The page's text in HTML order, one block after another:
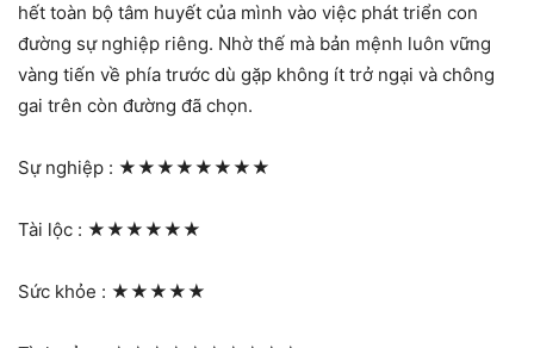
hết toàn bộ tâm huyết của mình vào việc phát triển con
đường sự nghiệp riêng. Nhờ thế mà bản mệnh luôn vững
vàng tiến về phía trước dù gặp không ít trở ngại và chông
gai trên còn đường đã chọn.
Sự nghiệp : ★★★★★★★★
Tài lộc : ★★★★★★
Sức khỏe : ★★★★★